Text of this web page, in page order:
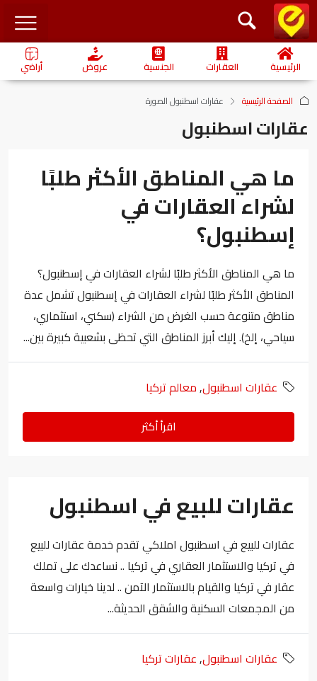
الرئيسية العقارات الجنسية عروض أراضي
الصفحة الرئيسية ‏عقارات اسطنبول الصورة
عقارات اسطنبول
ما هي المناطق الأكثر طلبًا
لشراء العقارات في
إسطنبول؟
ما هي المناطق الأكثر طلبًا لشراء العقارات في إسطنبول؟
المناطق الأكثر طلبًا لشراء العقارات في إسطنبول تشمل عدة
مناطق متنوعة حسب الغرض من الشراء (سكني، استثماري،
سياحي، إلخ). إليك أبرز المناطق التي تحظى بشعبية كبيرة بين...
عقارات اسطنبول,معالم تركيا
اقرأ أكثر
عقارات للبيع في اسطنبول
عقارات للبيع في اسطنبول املاكي تقدم خدمة عقارات للبيع
في تركيا والاستثمار العقاري في تركيا .. نساعدك على تملك
عقار في تركيا والقيام بالاستثمار الآمن .. لدينا خيارات واسعة
من المجمعات السكنية والشقق الحديثة...
عقارات اسطنبول,عقارات تركيا